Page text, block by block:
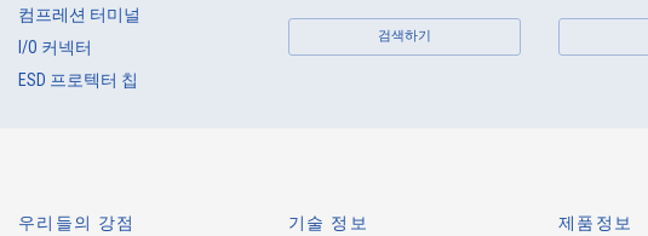
컴프레션 터미널
I/O 커넥터
ESD 프로텍터 칩
검색하기
우리들의 강점 기술 정보 제품정보